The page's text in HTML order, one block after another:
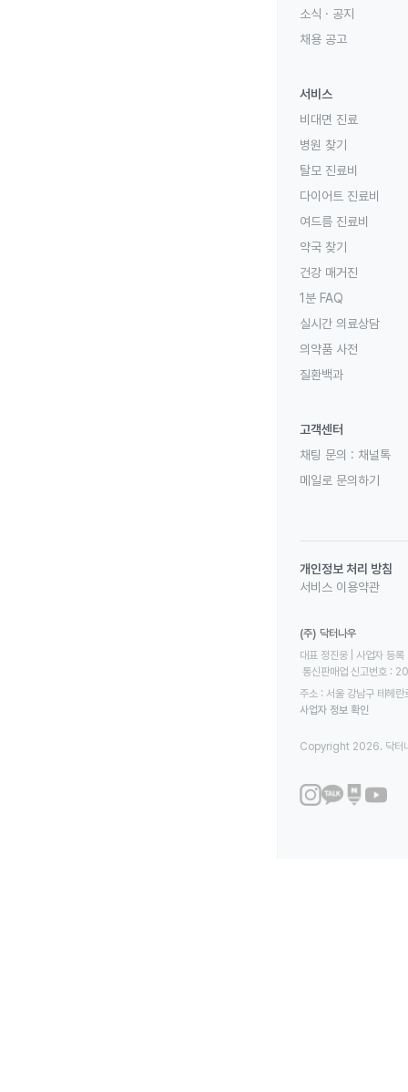
소식 · 공지
채용 공고
서비스
비대면 진료
병원 찾기
탈모 진료비
다이어트 진료비
여드름 진료비
약국 찾기
건강 매거진
1분 FAQ
실시간 의료상담
의약품 사전
질환백과
고객센터
채팅 문의 : 채널톡
메일로 문의하기
개인정보 처리 방침
서비스 이용약관
(주) 닥터나우
대표 정진웅 | 사업자
통신판매업 신고번호
주소 : 서울 강남구 테헤
사업자 정보 확인
Copyright 2026. 닥터